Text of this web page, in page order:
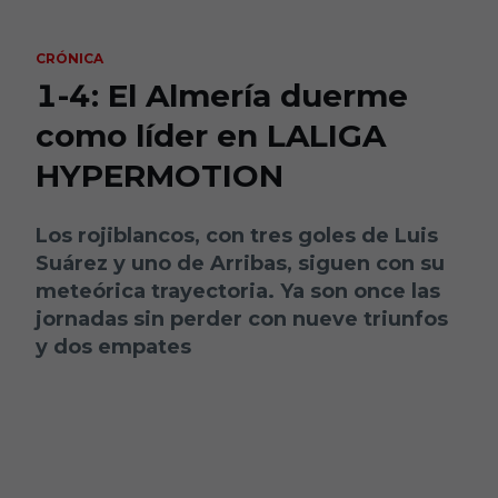
CRÓNICA
1-4: El Almería duerme
como líder en LALIGA
HYPERMOTION
Los rojiblancos, con tres goles de Luis
Suárez y uno de Arribas, siguen con su
meteórica trayectoria. Ya son once las
jornadas sin perder con nueve triunfos
y dos empates